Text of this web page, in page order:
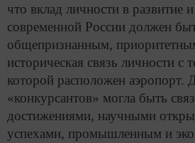
что вклад личности в развитие
современной России должен
общепризнанным,
историческая связь личности с
которой расположен аэропорт.
«конкурсантов» могла быть
достижениями, научными
успехами, промышленным и